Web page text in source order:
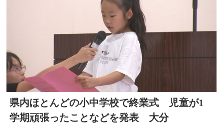
県内ほとんどの小中学校で終業式 児童が1
学期頑張ったことなどを発表 大分